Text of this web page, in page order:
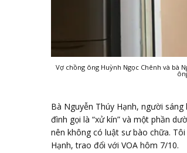
Vợ chồng ông Huỳnh Ngọc Chênh và bà
Bà Nguyễn Thúy Hạnh, người
đình gọi là “xử kín” và một phần
nên không có luật sư bào chữa.
Hạnh, trao đổi với VOA hôm 7/10.